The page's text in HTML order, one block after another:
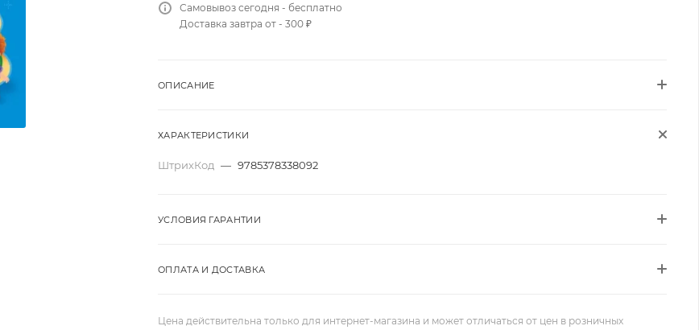
Самовывоз сегодня - бесплатно
Доставка завтра от - 300 ₽
ОПИСАНИЕ
ХАРАКТЕРИСТИКИ
ШтрихКод — 9785378338092
УСЛОВИЯ ГАРАНТИИ
ОПЛАТА И ДОСТАВКА
Цена действительна только для интернет-магазина и может отличаться от цен в розничных